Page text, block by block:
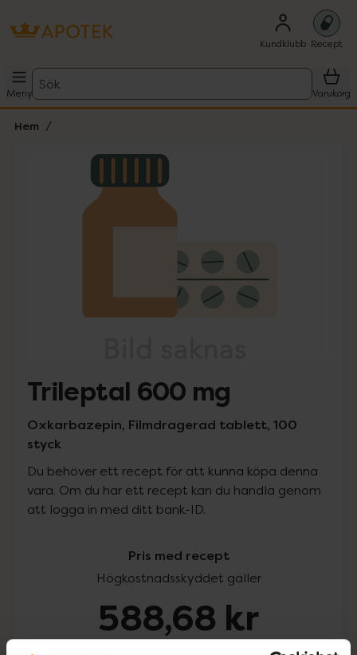
Kundklubb Recept
Meny
Sök
Varukorg
Hem
Lista: . Innehåller 1 objekt.
Trileptal 600 mg
Oxkarbazepin, Filmdragerad tablett, 100
styck
Du behöver ett recept för att kunna köpa denna
vara. Om du har ett recept kan du handla genom
att logga in med ditt bank-ID.
Pris med recept
Högkostnadsskyddet gäller
588,68 kr